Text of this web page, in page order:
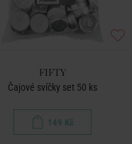
FIFTY
Čajové svíčky set 50 ks
149 Kč